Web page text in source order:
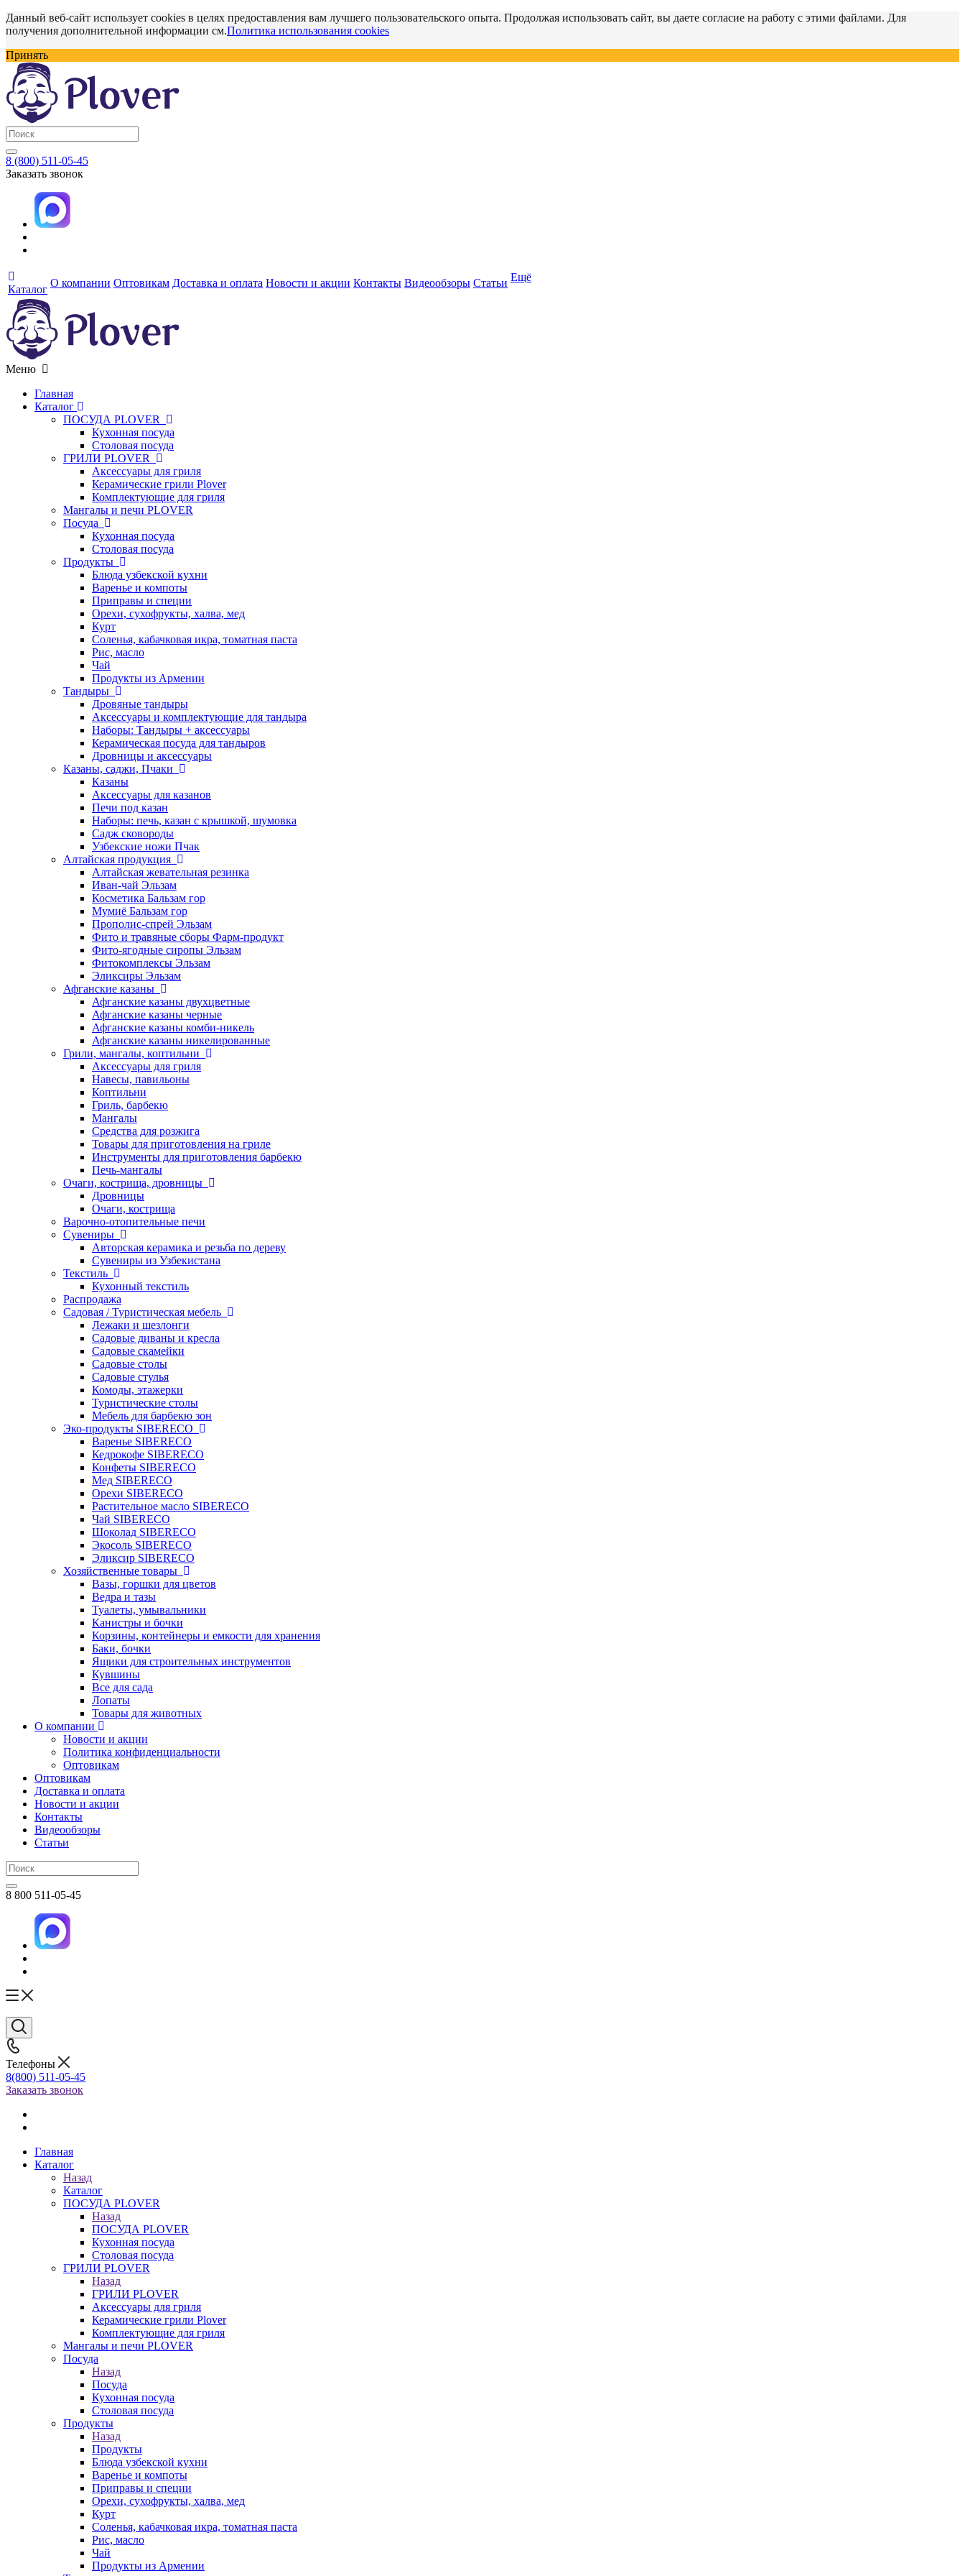
Данный веб-сайт использует cookies в целях предоставления вам лучшего пользовательского опыта. Продолжая использовать сайт, вы даете согласие на работу с этими файлами. Для
получения дополнительной информации см.Политика использования cookies
Принять
8 (800) 511-05-45
Заказать звонок
Каталог
О компании Оптовикам Доставка и оплата Новости и акции Контакты Видеообзоры Статьи Ещё
Меню
Главная
Каталог
ПОСУДА PLOVER
Кухонная посуда
Столовая посуда
ГРИЛИ PLOVER
Аксессуары для гриля
Керамические грили Plover
Комплектующие для гриля
Мангалы и печи PLOVER
Посуда
Кухонная посуда
Столовая посуда
Продукты
Блюда узбекской кухни
Варенье и компоты
Приправы и специи
Орехи, сухофрукты, халва, мед
Курт
Соленья, кабачковая икра, томатная паста
Рис, масло
Чай
Продукты из Армении
Тандыры
Дровяные тандыры
Аксессуары и комплектующие для тандыра
Наборы: Тандыры + аксессуары
Керамическая посуда для тандыров
Дровницы и аксессуары
Казаны, саджи, Пчаки
Казаны
Аксессуары для казанов
Печи под казан
Наборы: печь, казан с крышкой, шумовка
Садж сковороды
Узбекские ножи Пчак
Алтайская продукция
Алтайская жевательная резинка
Иван-чай Эльзам
Косметика Бальзам гор
Мумиё Бальзам гор
Прополис-спрей Эльзам
Фито и травяные сборы Фарм-продукт
Фито-ягодные сиропы Эльзам
Фитокомплексы Эльзам
Эликсиры Эльзам
Афганские казаны
Афганские казаны двухцветные
Афганские казаны черные
Афганские казаны комби-никель
Афганские казаны никелированные
Грили, мангалы, коптильни
Аксессуары для гриля
Навесы, павильоны
Коптильни
Гриль, барбекю
Мангалы
Средства для розжига
Товары для приготовления на гриле
Инструменты для приготовления барбекю
Печь-мангалы
Очаги, кострища, дровницы
Дровницы
Очаги, кострища
Варочно-отопительные печи
Сувениры
Авторская керамика и резьба по дереву
Сувениры из Узбекистана
Текстиль
Кухонный текстиль
Распродажа
Садовая / Туристическая мебель
Лежаки и шезлонги
Садовые диваны и кресла
Садовые скамейки
Садовые столы
Садовые стулья
Комоды, этажерки
Туристические столы
Мебель для барбекю зон
Эко-продукты SIBERECO
Варенье SIBERECO
Кедрокофе SIBERECO
Конфеты SIBERECO
Мед SIBERECO
Орехи SIBERECO
Растительное масло SIBERECO
Чай SIBERECO
Шоколад SIBERECO
Экосоль SIBERECO
Эликсир SIBERECO
Хозяйственные товары
Вазы, горшки для цветов
Ведра и тазы
Туалеты, умывальники
Канистры и бочки
Корзины, контейнеры и емкости для хранения
Баки, бочки
Ящики для строительных инструментов
Кувшины
Все для сада
Лопаты
Товары для животных
О компании
Новости и акции
Политика конфиденциальности
Оптовикам
Оптовикам
Доставка и оплата
Новости и акции
Контакты
Видеообзоры
Статьи
8 800 511-05-45
Телефоны
8(800) 511-05-45
Заказать звонок
Главная
Каталог
Назад
Каталог
ПОСУДА PLOVER
Назад
ПОСУДА PLOVER
Кухонная посуда
Столовая посуда
ГРИЛИ PLOVER
Назад
ГРИЛИ PLOVER
Аксессуары для гриля
Керамические грили Plover
Комплектующие для гриля
Мангалы и печи PLOVER
Посуда
Назад
Посуда
Кухонная посуда
Столовая посуда
Продукты
Назад
Продукты
Блюда узбекской кухни
Варенье и компоты
Приправы и специи
Орехи, сухофрукты, халва, мед
Курт
Соленья, кабачковая икра, томатная паста
Рис, масло
Чай
Продукты из Армении